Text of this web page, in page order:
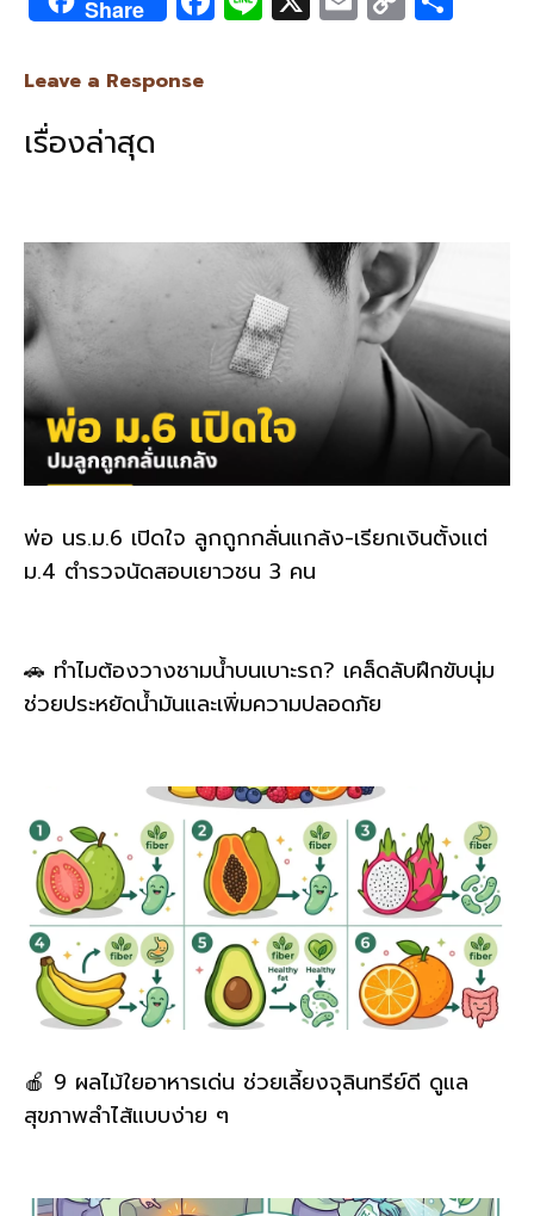
Share
k
Leave a Response
เรื่องล่าสุด
พ่อ นร.ม.6 เปิดใจ ลูกถูกกลั่นแกล้ง-เรียกเงินตั้งแต่
ม.4 ตำรวจนัดสอบเยาวชน 3 คน
🚗 ทำไมต้องวางชามน้ำบนเบาะรถ? เคล็ดลับฝึกขับนุ่ม
ช่วยประหยัดน้ำมันและเพิ่มความปลอดภัย
🍎 9 ผลไม้ใยอาหารเด่น ช่วยเลี้ยงจุลินทรีย์ดี ดูแล
สุขภาพลำไส้แบบง่าย ๆ